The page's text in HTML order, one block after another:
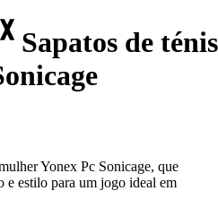
Sapatos de ténis
Yonex Pc Sonicage, que
e estilo para um jogo ideal em